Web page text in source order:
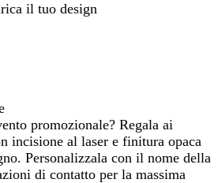
il tuo design
promozionale? Regala ai
incisione al laser e finitura opaca
Personalizzala con il nome della
di contatto per la massima